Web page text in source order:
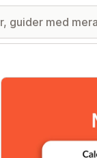
Galleri med utvalda